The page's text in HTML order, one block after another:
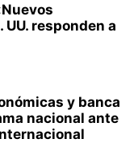
UU. responden a
y banca
nacional ante